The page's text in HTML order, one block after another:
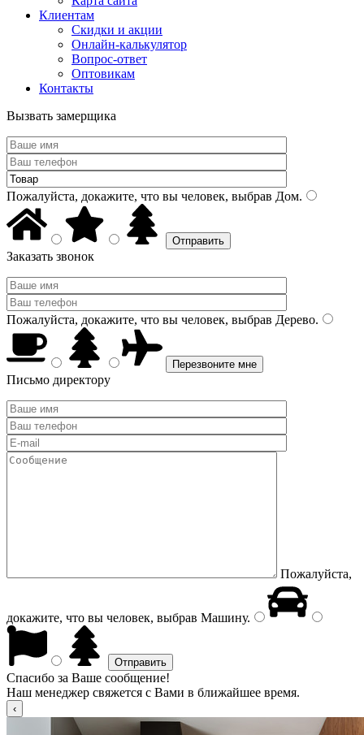
Клиентам
Скидки и акции
Онлайн-калькулятор
Вопрос-ответ
Оптовикам
Контакты
Вызвать замерщика
Пожалуйста, докажите, что вы человек, выбрав Дом.
Заказать звонок
Пожалуйста, докажите, что вы человек, выбрав Дерево.
Письмо директору
Пожалуйста,
докажите, что вы человек, выбрав Машину.
Спасибо за Ваше сообщение!
Наш менеджер свяжется с Вами в ближайшее время.